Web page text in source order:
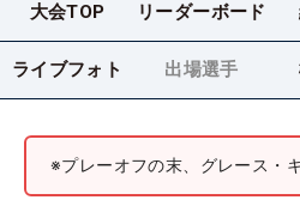
大会TOP リーダーボード
ライブフォト 出場選手
※プレーオフの末、グレース・